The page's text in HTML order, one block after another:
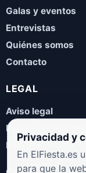
Galas y eventos
Entrevistas
Quiénes somos
Contacto
LEGAL
Aviso legal
Política de
Política de cookies
Privacidad y
En ElFiesta.es
para que la